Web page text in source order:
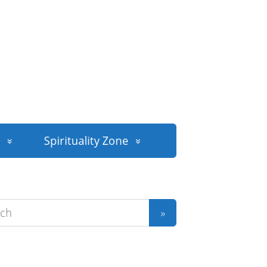
Spirituality Zone